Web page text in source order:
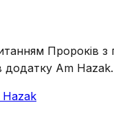
Пророків
додатку Am Hazak.
Hazak